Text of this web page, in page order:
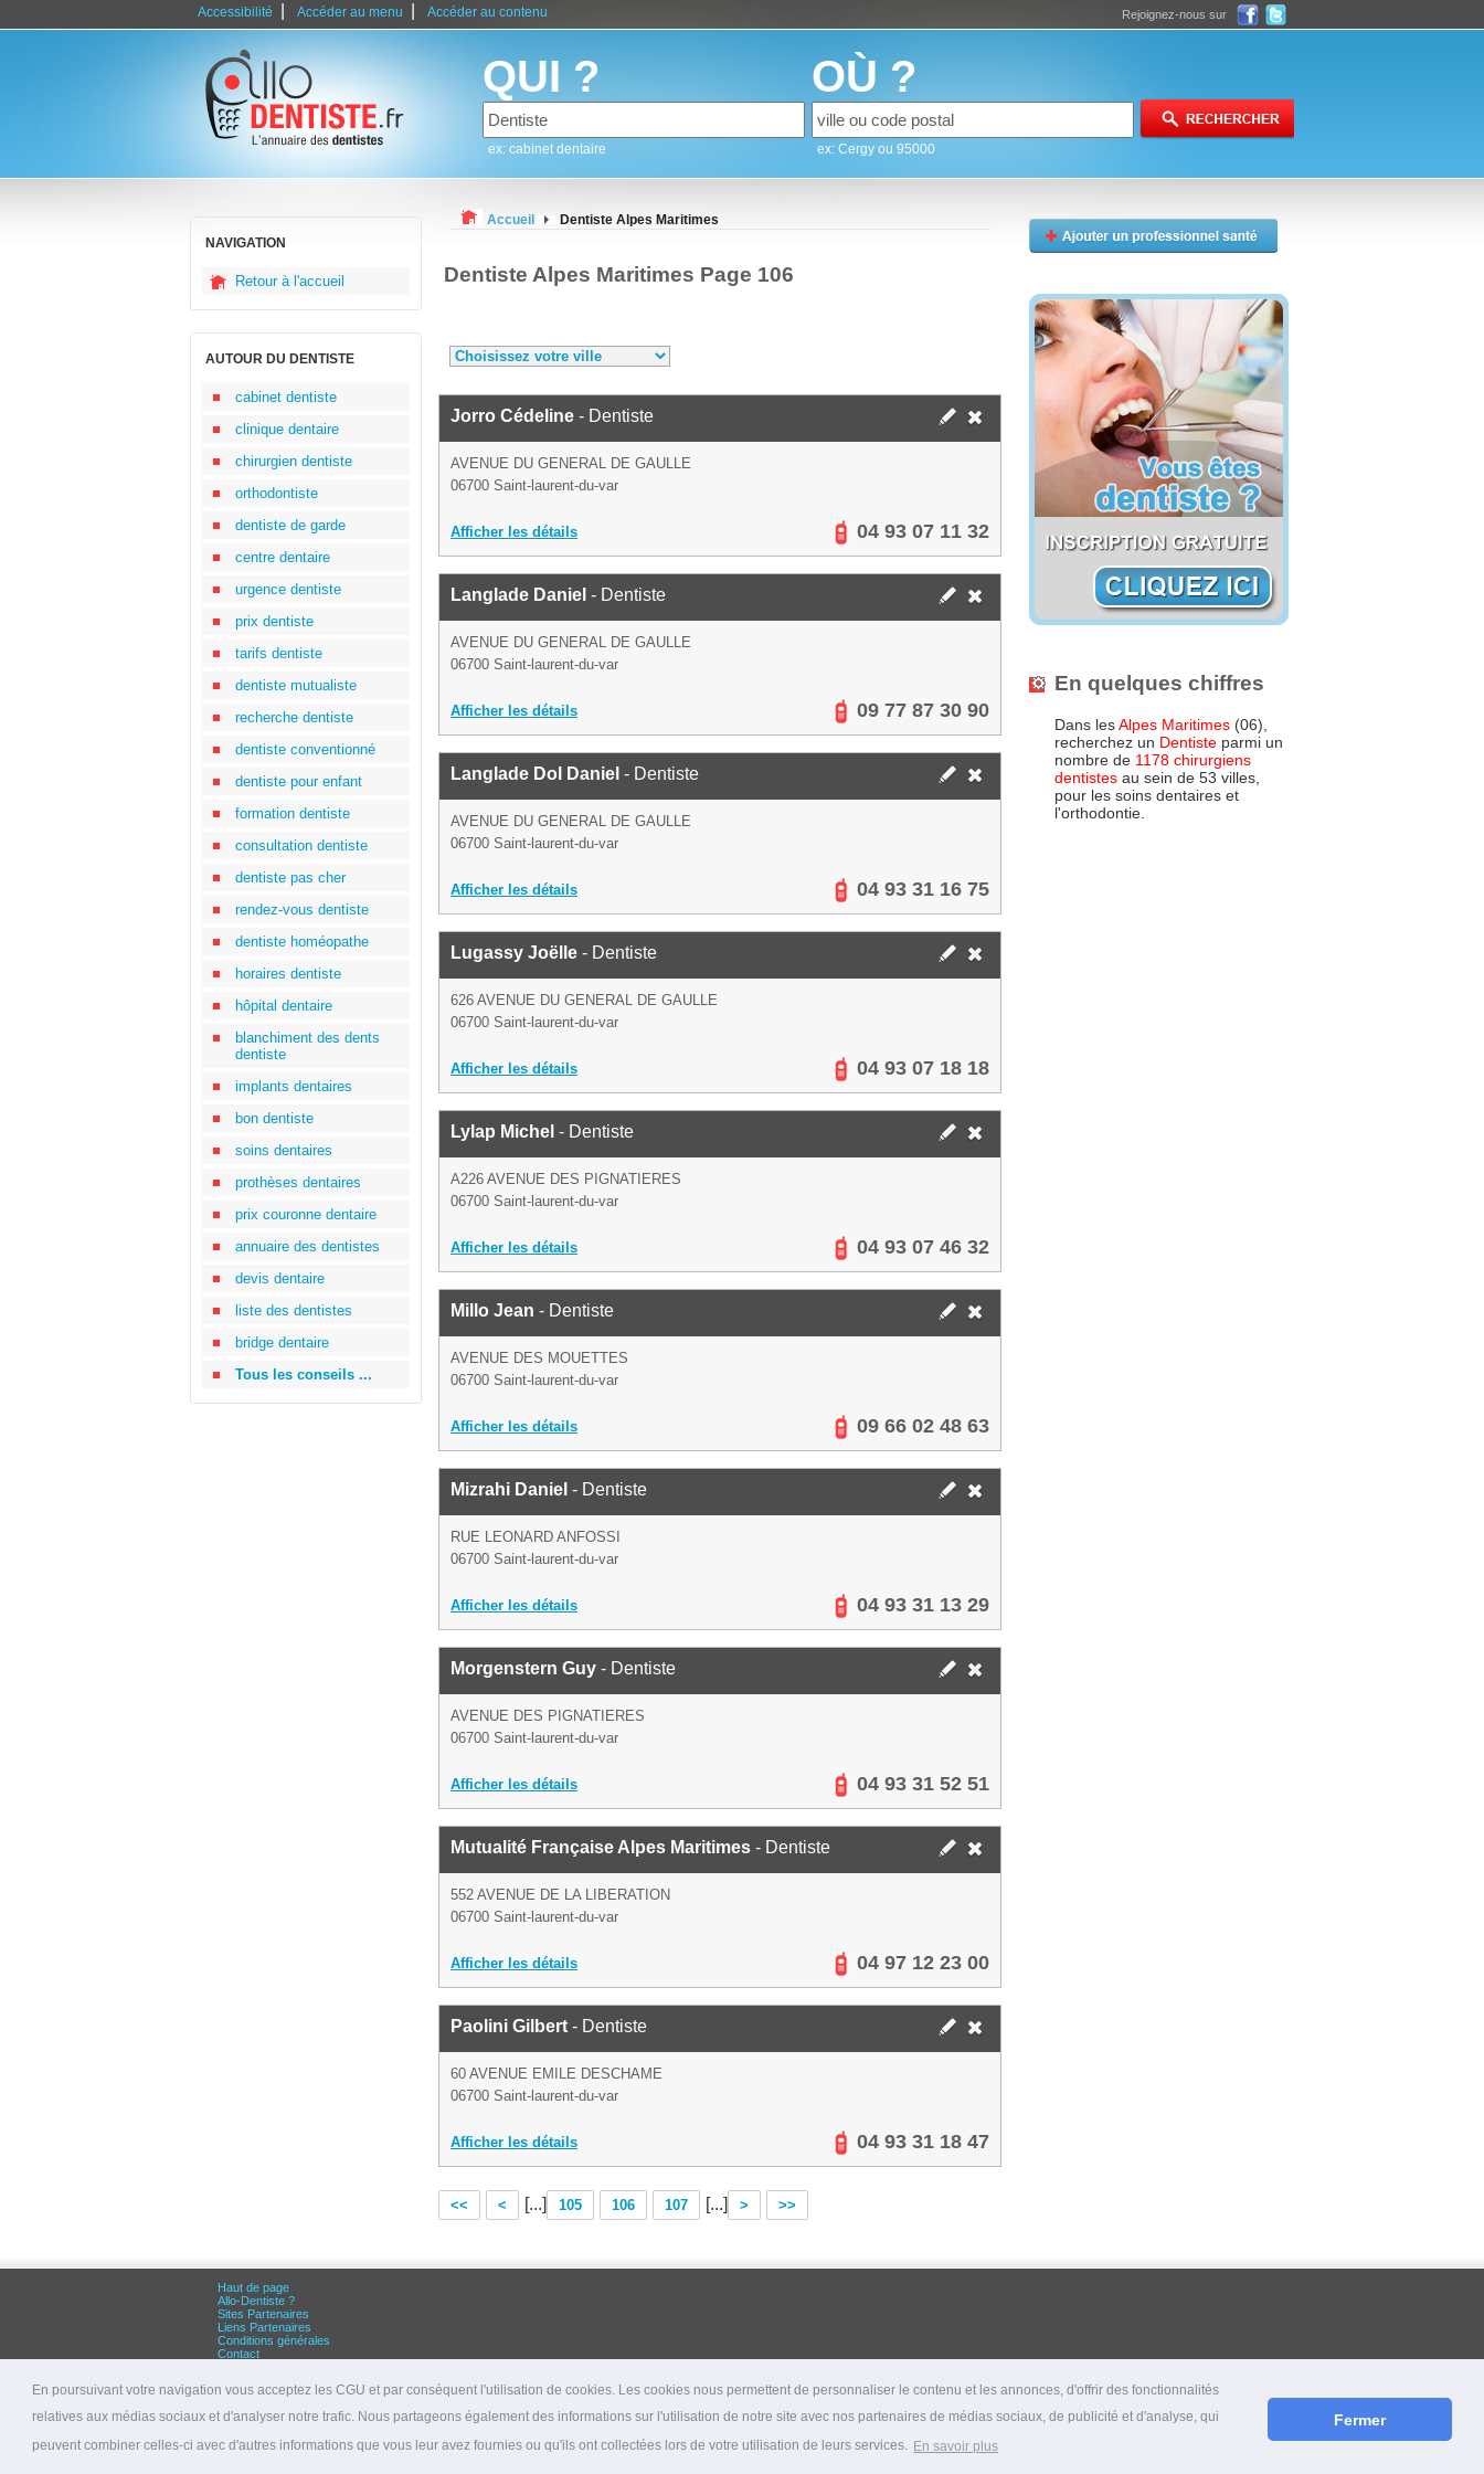
En poursuivant votre navigation vous acceptez les CGU et par conséquent l'utilisation de cookies. Les cookies nous permettent de personnaliser le contenu et les annonces, d'offrir des fonctionnalités
relatives aux médias sociaux et d'analyser notre trafic. Nous partageons également des informations sur l'utilisation de notre site avec nos partenaires de médias sociaux, de publicité et d'analyse, qui
peuvent combiner celles-ci avec d'autres informations que vous leur avez fournies ou qu'ils ont collectées lors de votre utilisation de leurs services. En savoir plus
Fermer
Accessibilité Accéder au menu Accéder au contenu Rejoignez-nous sur
QUI ?
ex: cabinet dentaire
OÙ ?
ex: Cergy ou 95000
NAVIGATION
Retour à l'accueil
AUTOUR DU DENTISTE
cabinet dentiste
clinique dentaire
chirurgien dentiste
orthodontiste
dentiste de garde
centre dentaire
urgence dentiste
prix dentiste
tarifs dentiste
dentiste mutualiste
recherche dentiste
dentiste conventionné
dentiste pour enfant
formation dentiste
consultation dentiste
dentiste pas cher
rendez-vous dentiste
dentiste homéopathe
horaires dentiste
hôpital dentaire
blanchiment des dents
dentiste
implants dentaires
bon dentiste
soins dentaires
prothèses dentaires
prix couronne dentaire
annuaire des dentistes
devis dentaire
liste des dentistes
bridge dentaire
Tous les conseils ...
Accueil Dentiste Alpes Maritimes
Dentiste Alpes Maritimes Page 106
Jorro Cédeline - Dentiste
AVENUE DU GENERAL DE GAULLE
06700 Saint-laurent-du-var
Afficher les détails 04 93 07 11 32
Langlade Daniel - Dentiste
AVENUE DU GENERAL DE GAULLE
06700 Saint-laurent-du-var
Afficher les détails 09 77 87 30 90
Langlade Dol Daniel - Dentiste
AVENUE DU GENERAL DE GAULLE
06700 Saint-laurent-du-var
Afficher les détails 04 93 31 16 75
Lugassy Joëlle - Dentiste
626 AVENUE DU GENERAL DE GAULLE
06700 Saint-laurent-du-var
Afficher les détails 04 93 07 18 18
Lylap Michel - Dentiste
A226 AVENUE DES PIGNATIERES
06700 Saint-laurent-du-var
Afficher les détails 04 93 07 46 32
Millo Jean - Dentiste
AVENUE DES MOUETTES
06700 Saint-laurent-du-var
Afficher les détails 09 66 02 48 63
Mizrahi Daniel - Dentiste
RUE LEONARD ANFOSSI
06700 Saint-laurent-du-var
Afficher les détails 04 93 31 13 29
Morgenstern Guy - Dentiste
AVENUE DES PIGNATIERES
06700 Saint-laurent-du-var
Afficher les détails 04 93 31 52 51
Mutualité Française Alpes Maritimes - Dentiste
552 AVENUE DE LA LIBERATION
06700 Saint-laurent-du-var
Afficher les détails 04 97 12 23 00
Paolini Gilbert - Dentiste
60 AVENUE EMILE DESCHAME
06700 Saint-laurent-du-var
Afficher les détails 04 93 31 18 47
<< < [...] 105 106 107 [...] > >>
En quelques chiffres
Dans lesAlpes Maritimes (06),
recherchez un Dentiste parmi un
nombre de 1178 chirurgiens
dentistes au sein de 53 villes,
pour les soins dentaires et
l'orthodontie.
Haut de page
Allo-Dentiste ?
Sites Partenaires
Liens Partenaires
Conditions générales
Contact
Dentiste Lyon